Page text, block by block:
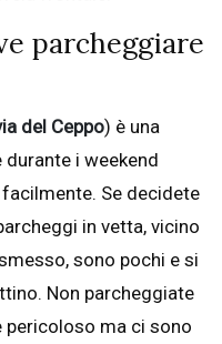
parcheggiare
del Ceppo) è una
i weekend
Se decidete
in vetta, vicino
sono pochi e si
Non parcheggiate
pericoloso ma ci sono